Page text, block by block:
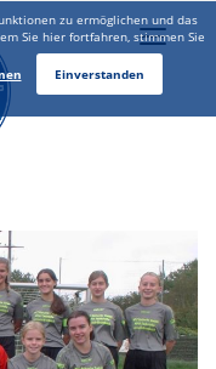
Toggle
zu ermöglichen und das
Sie hier fortfahren, stimmen Sie
Einverstanden